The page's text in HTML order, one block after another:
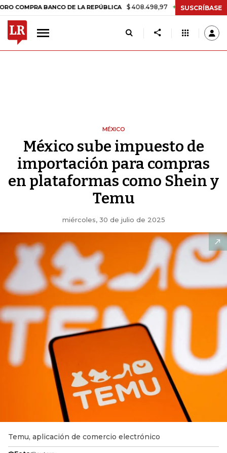
BANCO DE LA REPÚBLICA $ 408.498,97 +$ 8.753,81 +2,19%
SUSCRÍBASE
MÉXICO
México sube impuesto de
importación para compras
en plataformas como Shein y
Temu
miércoles, 30 de julio de 2025
Temu, aplicación de comercio electrónico